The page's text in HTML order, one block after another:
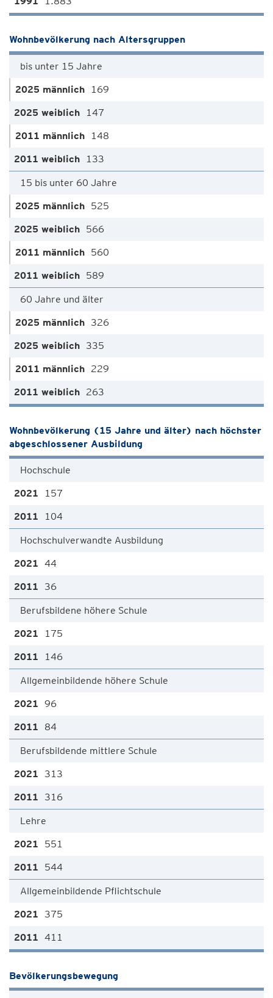
Wohnbevölkerung nach Altersgruppen
bis unter 15 Jahre
169
147
148
133
15 bis unter 60 Jahre
525
566
560
589
60 Jahre und älter
326
335
229
263
Wohnbevölkerung (15 Jahre und älter) nach höchster
abgeschlossener Ausbildung
Hochschule
157
104
Hochschulverwandte Ausbildung
44
36
Berufsbildene höhere Schule
175
146
Allgemeinbildende höhere Schule
96
84
Berufsbildende mittlere Schule
313
316
Lehre
551
544
Allgemeinbildende Pflichtschule
375
411
Bevölkerungsbewegung